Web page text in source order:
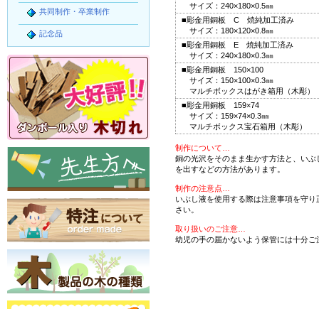
サイズ：240×180×0.5㎜
■彫金用銅板 C 焼純加工済み
サイズ：180×120×0.8㎜
■彫金用銅板 E 焼純加工済み
サイズ：240×180×0.3㎜
■彫金用銅板 150×100
サイズ：150×100×0.3㎜
マルチボックスはがき箱用（木彫）
■彫金用銅板 159×74
サイズ：159×74×0.3㎜
マルチボックス宝石箱用（木彫）
制作について…
銅の光沢をそのまま生かす方法と、いぶ
を出すなどの方法があります。
制作の注意点…
いぶし液を使用する際は注意事項を守り
さい。
取り扱いのご注意…
幼児の手の届かないよう保管には十分ご
共同制作・卒業制作
記念品